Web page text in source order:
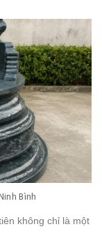
Bình
không chỉ là một